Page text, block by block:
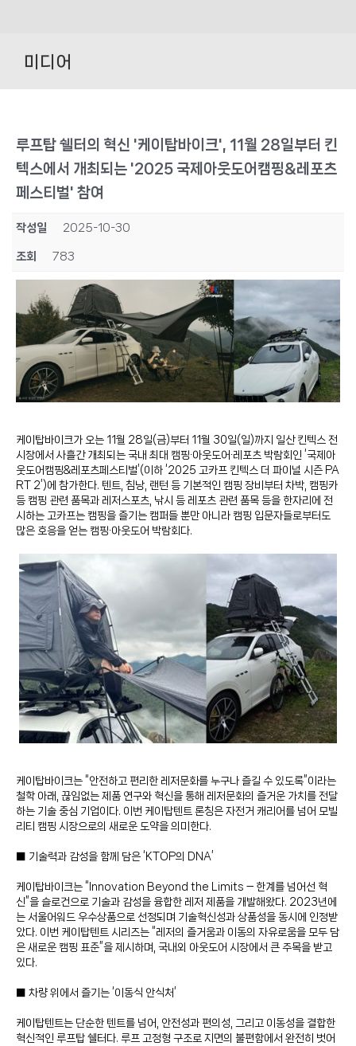
content미디어
루프탑 쉘터의 혁신 '케이탑바이크', 11월 28일부터 킨
텍스에서 개최되는 '2025 국제아웃도어캠핑&레포츠
페스티벌' 참여
작성일 2025-10-30
조회 783
케이탑바이크가 오는 11월 28일(금)부터 11월 30일(일)까지 일산 킨텍스 전
시장에서 사흘간 개최되는 국내 최대 캠핑∙아웃도어∙레포츠 박람회인 ‘국제아
웃도어캠핑&레포츠페스티벌’(이하 ‘2025 고카프 킨텍스 더 파이널 시즌 PA
RT 2’)에 참가한다. 텐트, 침낭, 랜턴 등 기본적인 캠핑 장비부터 차박, 캠핑카
등 캠핑 관련 품목과 레저스포츠, 낚시 등 레포츠 관련 품목 등을 한자리에 전
시하는 고카프는 캠핑을 즐기는 캠퍼들 뿐만 아니라 캠핑 입문자들로부터도
많은 호응을 얻는 캠핑∙아웃도어 박람회다.
케이탑바이크는 “안전하고 편리한 레저문화를 누구나 즐길 수 있도록”이라는
철학 아래, 끊임없는 제품 연구와 혁신을 통해 레저문화의 즐거운 가치를 전달
하는 기술 중심 기업이다. 이번 케이탑텐트 론칭은 자전거 캐리어를 넘어 모빌
리티 캠핑 시장으로의 새로운 도약을 의미한다.
■ 기술력과 감성을 함께 담은 ‘KTOP의 DNA’
케이탑바이크는 “Innovation Beyond the Limits — 한계를 넘어선 혁
신”을 슬로건으로 기술과 감성을 융합한 레저 제품을 개발해왔다. 2023년에
는 서울어워드 우수상품으로 선정되며 기술혁신성과 상품성을 동시에 인정받
았다. 이번 케이탑텐트 시리즈는 “레저의 즐거움과 이동의 자유로움을 모두 담
은 새로운 캠핑 표준”을 제시하며, 국내외 아웃도어 시장에서 큰 주목을 받고
있다.
■ 차량 위에서 즐기는 ‘이동식 안식처’
케이탑텐트는 단순한 텐트를 넘어, 안전성과 편의성, 그리고 이동성을 결합한
혁신적인 루프탑 쉘터다. 루프 고정형 구조로 지면의 불편함에서 완전히 벗어